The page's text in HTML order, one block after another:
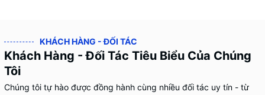
KHÁCH HÀNG - ĐỐI TÁC
Khách Hàng - Đối Tác Tiêu Biểu Của Chúng
Tôi
Chúng tôi tự hào được đồng hành cùng nhiều đối tác uy tín - từ